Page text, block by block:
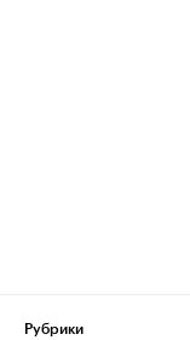
Рубрики